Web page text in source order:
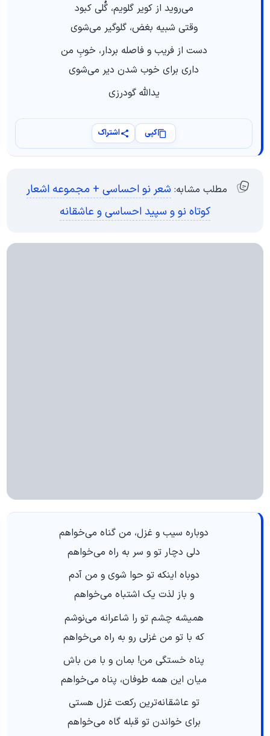
می‌روید از کویر گلویم، گُلی کبود
وقتی شبیه بغض، گلوگیر می‌شوی
دست از فریب و فاصله بردار، خوبِ من
داری برای خوب شدن دیر می‌شوی
یدالله گودرزی
کپی اشتراک
مطلب مشابه: شعر نو احساسی + مجموعه اشعار
کوتاه نو و سپید احساسی و عاشقانه
دوباره سیب و غزل، من گناه می‌خواهم
دلی دچار تو و سر به راه می‌خواهم
دوباه اینکه تو حوا شوی و من آدم
و باز لذت یک اشتباه می‌خواهم
همیشه چشم تو را شاعرانه می‌نوشم
که با تو من غزلی رو به راه می‌خواهم
پناه خستگی من! بمان و با من باش
میان این همه طوفان، پناه می‌خواهم
تو عاشقانه‌ترین رکعت غزل هستی
برای خواندن تو قبله گاه می‌خواهم